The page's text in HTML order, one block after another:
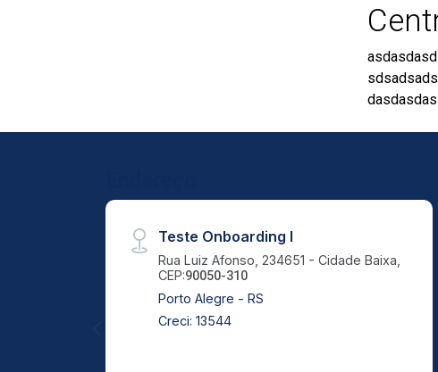
Teste Onboarding I
Rua Luiz Afonso, 234651 - Cidade Baixa,
CEP:90050-310
Porto Alegre - RS
Creci: 13544